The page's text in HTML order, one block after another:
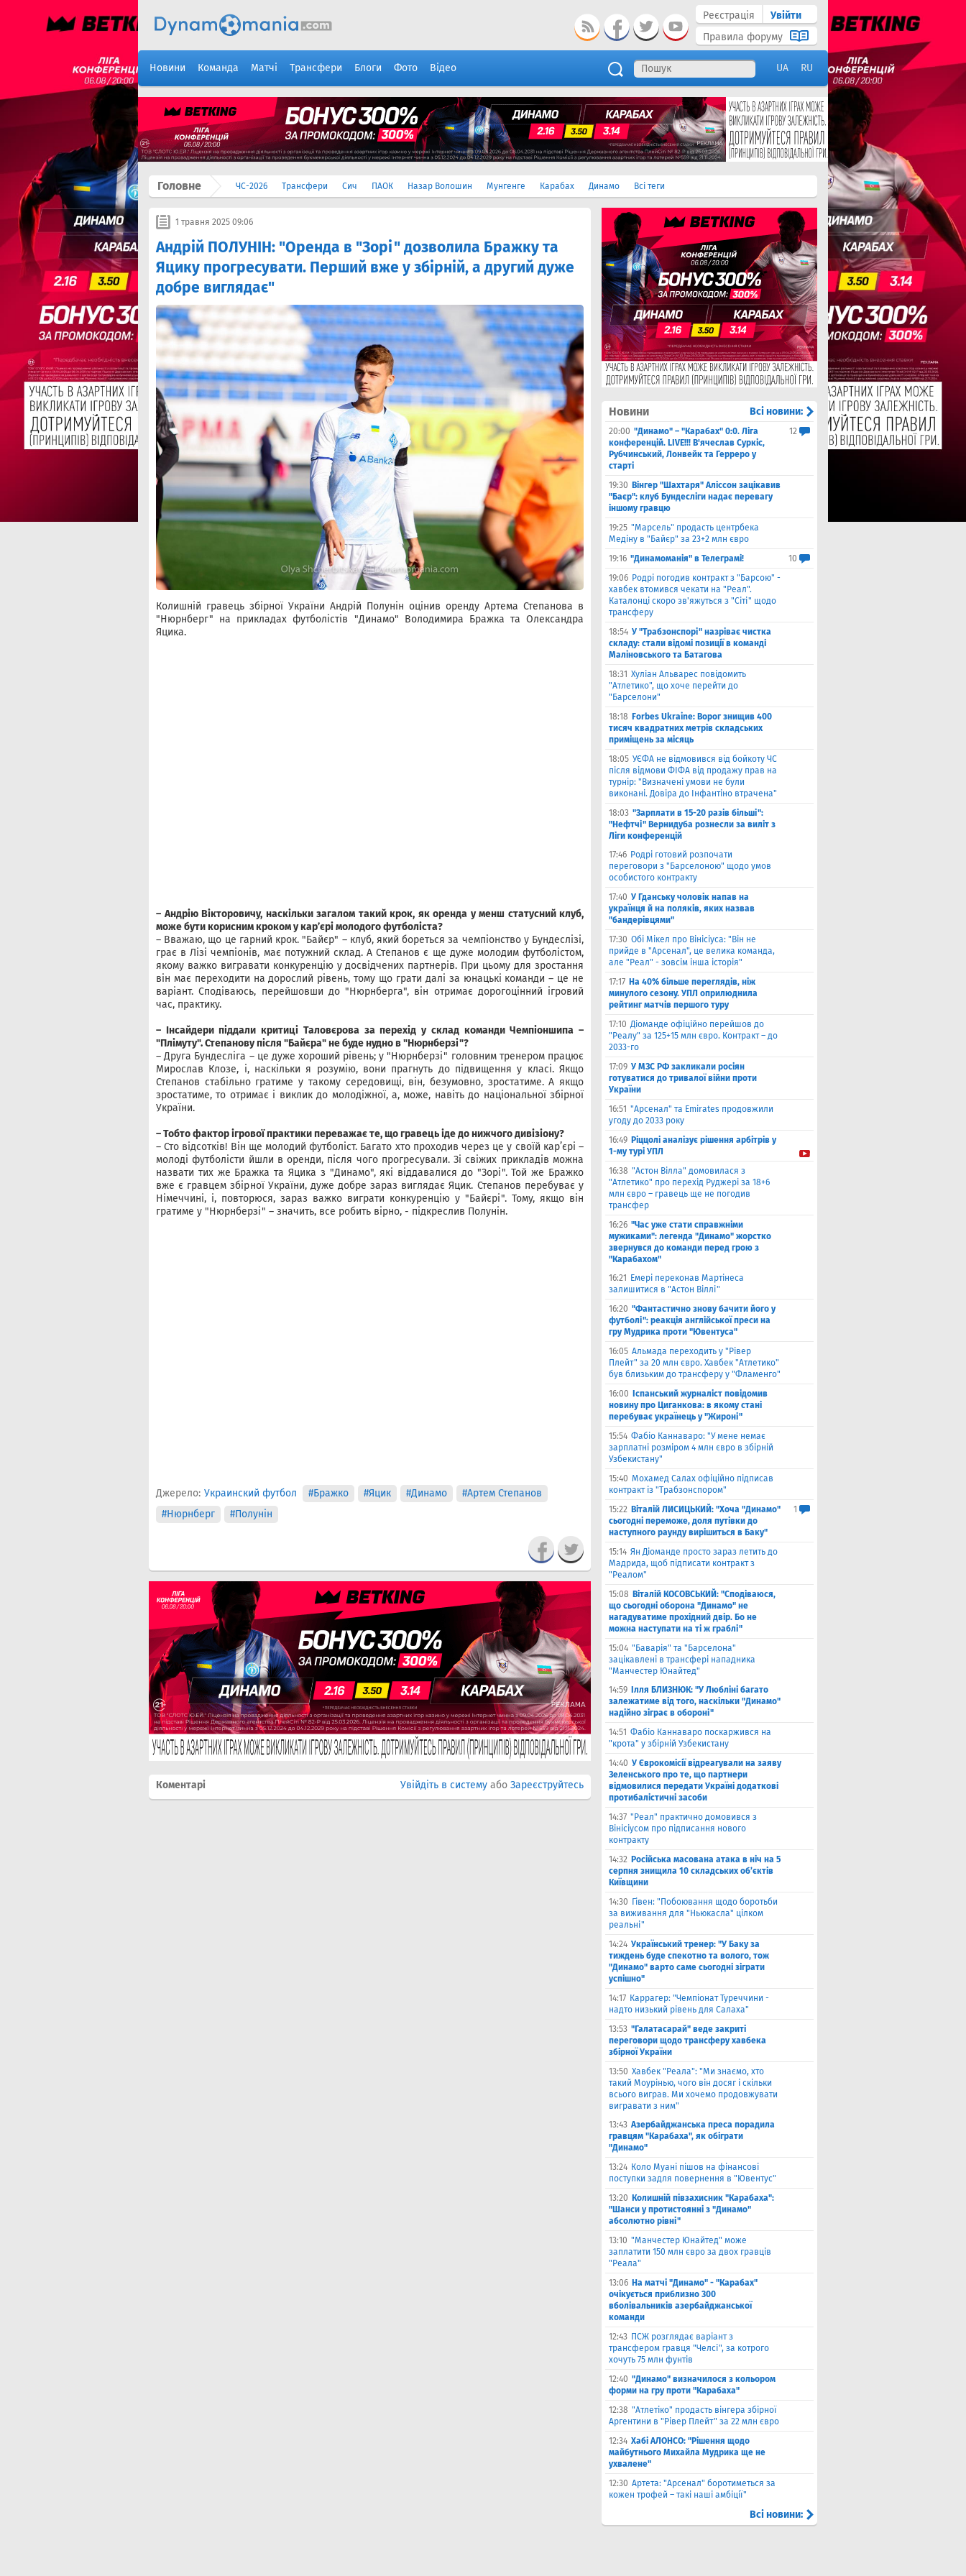
Реєстрація
Увійти
Правила форуму
Новини Команда Матчі Трансфери Блоги Фото Відео UA RU
Головне ЧС-2026 Трансфери Сич ПАОК Назар Волошин Мунгенге Карабах Динамо Всі теги
1 травня 2025 09:06
Андрій ПОЛУНІН: "Оренда в "Зорі" дозволила Бражку та
Яцику прогресувати. Перший вже у збірній, а другий дуже
добре виглядає"
Колишній гравець збірної України Андрій Полунін оцінив оренду Артема Степанова в
"Нюрнберг" на прикладах футболістів "Динамо" Володимира Бражка та Олександра
Яцика.
– Андрію Вікторовичу, наскільки загалом такий крок, як оренда у менш статусний клуб,
може бути корисним кроком у кар’єрі молодого футболіста?
– Вважаю, що це гарний крок. "Байєр" – клуб, який бореться за чемпіонство у Бундеслізі,
грає в Лізі чемпіонів, має потужний склад. А Степанов є ще дуже молодим футболістом,
якому важко вигравати конкуренцію у досвідчених партнерів. При цьому для зростання
він має переходити на дорослий рівень, тому що грати далі за юнацькі команди – це не
варіант. Сподіваюсь, перейшовши до "Нюрнберга", він отримає дорогоцінний ігровий
час, практику.
– Інсайдери піддали критиці Таловєрова за перехід у склад команди Чемпіоншипа –
"Плімуту". Степанову після "Байєра" не буде нудно в "Нюрнберзі"?
– Друга Бундесліга – це дуже хороший рівень; у "Нюрнберзі" головним тренером працює
Мирослав Клозе, і, наскільки я розумію, вони прагнуть до підвищення у класі. Якщо
Степанов стабільно гратиме у такому середовищі, він, безумовно, зростатиме. А якщо
зростатиме, то отримає і виклик до молодіжної, а, може, навіть до національної збірної
України.
– Тобто фактор ігрової практики переважає те, що гравець іде до нижчого дивізіону?
– Сто відсотків! Він ще молодий футболіст. Багато хто проходив через це у своїй кар’єрі –
молоді футболісти йшли в оренди, після чого прогресували. Зі свіжих прикладів можна
назвати тих же Бражка та Яцика з "Динамо", які віддавалися до "Зорі". Той же Бражко
вже є гравцем збірної України, дуже добре зараз виглядає Яцик. Степанов перебуває у
Німеччині, і, повторюся, зараз важко виграти конкуренцію у "Байєрі". Тому, якщо він
гратиме у "Нюрнберзі" – значить, все робить вірно, - підкреслив Полунін.
Джерело: Украинский футбол #Бражко #Яцик #Динамо
#Артем Степанов
#Нюрнберг
#Полунін
Коментарі Увійдіть в систему або Зареєструйтесь
Новини Всі новини:
20:00 "Динамо" – "Карабах" 0:0. Ліга
конференцій. LIVE!!! В'ячеслав Суркіс,
Рубчинський, Лонвейк та Герреро у
старті
12
19:30 Вінгер "Шахтаря" Аліссон зацікавив
"Баєр": клуб Бундесліги надає перевагу
іншому гравцю
19:25 "Марсель" продасть центрбека
Медіну в "Байєр" за 23+2 млн євро
19:16 "Динамоманія" в Телеграмі!
10
19:06 Родрі погодив контракт з "Барсою" -
хавбек втомився чекати на "Реал".
Каталонці скоро зв'яжуться з "Сіті" щодо
трансферу
18:54 У "Трабзонспорі" назріває чистка
складу: стали відомі позиції в команді
Малiновського та Батагова
18:31 Хуліан Альварес повідомить
"Атлетико", що хоче перейти до
"Барселони"
18:18 Forbes Ukraine: Ворог знищив 400
тисяч квадратних метрів складських
приміщень за місяць
18:05 УЄФА не відмовився від бойкоту ЧС
після відмови ФІФА від продажу прав на
турнір: "Визначені умови не були
виконані. Довіра до Інфантіно втрачена"
18:03 "Зарплати в 15-20 разів більші":
"Нефтчі" Вернидуба рознесли за виліт з
Ліги конференцій
17:46 Родрі готовий розпочати
переговори з "Барселоною" щодо умов
особистого контракту
17:40 У Гданську чоловік напав на
українця й на поляків, яких назвав
"бандерівцями"
17:30 Обі Мікел про Вінісіуса: "Він не
прийде в "Арсенал", це велика команда,
але "Реал" - зовсім інша історія"
17:17 На 40% більше переглядів, ніж
минулого сезону. УПЛ оприлюднила
рейтинг матчів першого туру
17:10 Діоманде офіційно перейшов до
"Реалу" за 125+15 млн євро. Контракт – до
2033-го
17:09 У МЗС РФ закликали росіян
готуватися до тривалої війни проти
України
16:51 "Арсенал" та Emirates продовжили
угоду до 2033 року
16:49 Ріццолі аналізує рішення арбітрів у
1-му турі УПЛ
16:38 "Астон Вілла" домовилася з
"Атлетико" про перехід Руджері за 18+6
млн євро – гравець ще не погодив
трансфер
16:26 "Час уже стати справжніми
мужиками": легенда "Динамо" жорстко
звернувся до команди перед грою з
"Карабахом"
16:21
Емері переконав Мартінеса
залишитися в "Астон Віллі"
16:20 "Фантастично знову бачити його у
футболі": реакція англійської преси на
гру Мудрика проти "Ювентуса"
16:05 Альмада переходить у "Рівер
Плейт" за 20 млн євро. Хавбек "Атлетико"
був близьким до трансферу у "Фламенго"
16:00
Іспанський журналіст повідомив
новину про Циганкова: в якому стані
перебуває українець у "Жироні"
15:54 Фабіо Каннаваро: "У мене немає
зарплатні розміром 4 млн євро в збірній
Узбекистану"
15:40 Мохамед Салах офіційно підписав
контракт із "Трабзонспором"
15:22 Віталій ЛИСИЦЬКИЙ: "Хоча "Динамо"
сьогодні переможе, доля путівки до
наступного раунду вирішиться в Баку"
1
15:14 Ян Діоманде просто зараз летить до
Мадрида, щоб підписати контракт з
"Реалом"
15:08 Віталій КОСОВСЬКИЙ: "Сподіваюся,
що сьогодні оборона "Динамо" не
нагадуватиме прохідний двір. Бо не
можна наступати на ті ж граблі"
15:04 "Баварія" та "Барселона"
зацікавлені в трансфері нападника
"Манчестер Юнайтед"
14:59
Ілля БЛИЗНЮК: "У Любліні багато
залежатиме від того, наскільки "Динамо"
надійно зіграє в обороні"
14:51 Фабіо Каннаваро поскаржився на
"крота" у збірній Узбекистану
14:40 У Єврокомісії відреагували на заяву
Зеленського про те, що партнери
відмовилися передати Україні додаткові
протибалістичні засоби
14:37 "Реал" практично домовився з
Вінісіусом про підписання нового
контракту
14:32 Російська масована атака в ніч на 5
серпня знищила 10 складських об’єктів
Київщини
14:30 Гівен: "Побоювання щодо боротьби
за виживання для "Ньюкасла" цілком
реальні"
14:24 Український тренер: "У Баку за
тиждень буде спекотно та волого, тож
"Динамо" варто саме сьогодні зіграти
успішно"
14:17 Каррагер: "Чемпіонат Туреччини -
надто низький рівень для Салаха"
13:53 "Галатасарай" веде закриті
переговори щодо трансферу хавбека
збірної України
13:50 Хавбек "Реала": "Ми знаємо, хто
такий Моурінью, чого він досяг і скільки
всього виграв. Ми хочемо продовжувати
вигравати з ним"
13:43 Азербайджанська преса порадила
гравцям "Карабаха", як обіграти
"Динамо"
13:24 Коло Муані пішов на фінансові
поступки задля повернення в "Ювентус"
13:20 Колишній півзахисник "Карабаха":
"Шанси у протистоянні з "Динамо"
абсолютно рівні"
13:10 "Манчестер Юнайтед" може
заплатити 150 млн євро за двох гравців
"Реала"
13:06 На матчі "Динамо" - "Карабах"
очікується приблизно 300
вболівальників азербайджанської
команди
12:43 ПСЖ розглядає варіант з
трансфером гравця "Челсі", за котрого
хочуть 75 млн фунтів
12:40 "Динамо" визначилося з кольором
форми на гру проти "Карабаха"
12:38 "Атлетіко" продасть вінгера збірної
Аргентини в "Рівер Плейт" за 22 млн євро
12:34 Хабі АЛОНСО: "Рішення щодо
майбутнього Михайла Мудрика ще не
ухвалене"
12:30 Артета: "Арсенал" боротиметься за
кожен трофей – такі наші амбіції"
Всі новини: